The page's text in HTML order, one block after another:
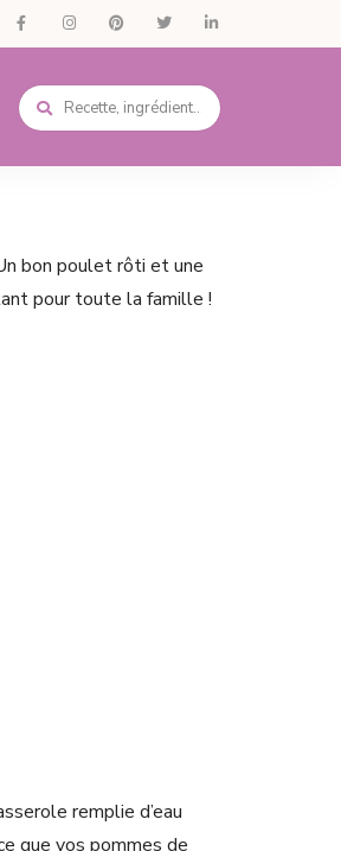
bon poulet rôti et une
pour toute la famille !
remplie d’eau
que vos pommes de